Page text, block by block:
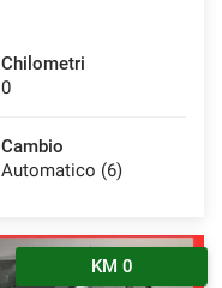
Chilometri
0
Cambio
Automatico (6)
KM 0